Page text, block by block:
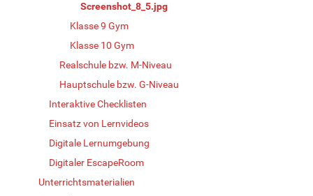
Screenshot_8_5.jpg
Klasse 9 Gym
Klasse 10 Gym
Realschule bzw. M-Niveau
Hauptschule bzw. G-Niveau
Interaktive Checklisten
Einsatz von Lernvideos
Digitale Lernumgebung
Digitaler EscapeRoom
Unterrichtsmaterialien